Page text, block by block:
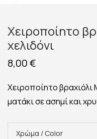
Χειροποίητο
χελιδόνι
8,00€
Χειροποίητο βραχιόλι
ματάκι σε ασημί και
Χρώμα / Color